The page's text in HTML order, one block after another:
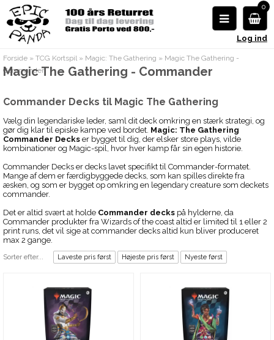
0
Log ind
Forside » TCG Kortspil» Magic: The Gathering » Magic The Gathering -
Commander
Magic The Gathering - Commander
Commander Decks til Magic The Gathering
Vælg din legendariske leder, saml dit deck omkring en stærk strategi, og
gør dig klar til episke kampe ved bordet. Magic: The Gathering
Commander Decks er bygget til dig, der elsker store plays, vilde
kombinationer og Magic-spil, hvor hver kamp får sin egen historie.
Commander Decks er decks lavet specifikt til Commander-formatet.
Mange af dem er færdigbyggede decks, som kan spilles direkte fra
æsken, og som er bygget op omkring en legendary creature som deckets
commander.
Det er altid svært at holde Commander decks på hylderne, da
Commander produkter fra Wizards of the coast altid er limited til 1 eller 2
print runs, det vil sige at commander decks altid kun bliver produceret
max 2 gange.
Sorter efter... Laveste pris først Højeste pris først Nyeste først